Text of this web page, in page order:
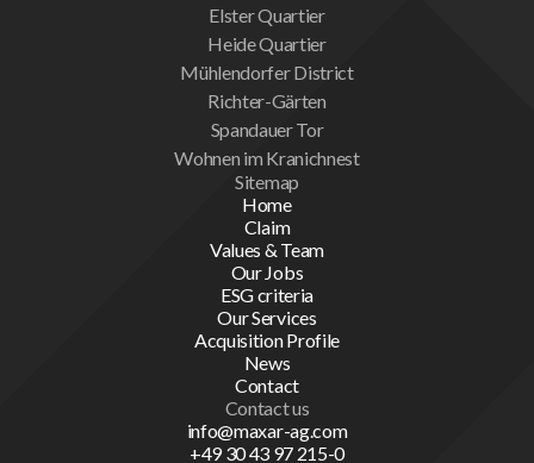
Elster Quartier
Heide Quartier
Mühlendorfer District
Richter-Gärten
Spandauer Tor
Wohnen im Kranichnest
Sitemap
Home
Claim
Values & Team
Our Jobs
ESG criteria
Our Services
Acquisition Profile
News
Contact
Contact us
info@maxar-ag.com
+49 30 43 97 215-0